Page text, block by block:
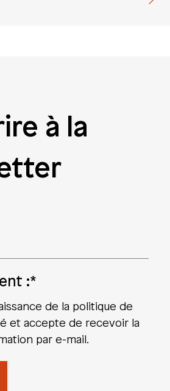
à la
:*
de la politique de
et accepte de recevoir la
par e-mail.